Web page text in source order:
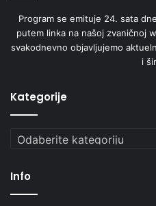
Program se emituje 24. sata
putem linka na našoj zvaničnoj
svakodnevno objavljujemo
i
Kategorije
Kategorije
Info